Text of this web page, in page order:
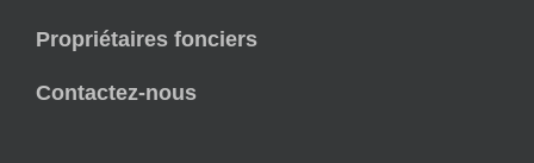
Propriétaires fonciers
Contactez-nous